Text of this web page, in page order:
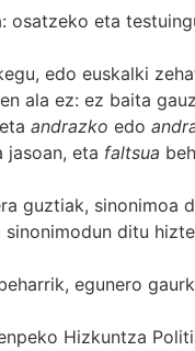
osatzeko eta
edo euskalki
ala ez: ez baita
andrazko edo
jasoan, eta faltsua
guztiak,
ditu
egunero
Hizkuntza